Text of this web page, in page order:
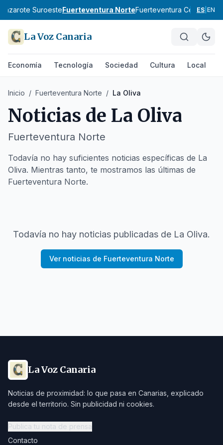
SuroesteFuerteventura NorteFuerteventura Centro
ES EN
La Voz Canaria
Economía Tecnología Sociedad Cultura Local
Inicio / Fuerteventura Norte / La Oliva
Noticias de La Oliva
Fuerteventura Norte
Todavía no hay suficientes noticias específicas de La
Oliva. Mientras tanto, te mostramos las últimas de
Fuerteventura Norte.
Todavía no hay noticias publicadas de La Oliva.
Ver noticias de Fuerteventura Norte
La Voz Canaria
Noticias de proximidad: lo que pasa en Canarias, explicado
desde el territorio. Sin publicidad ni cookies.
Publica tu nota de prensa
Contacto